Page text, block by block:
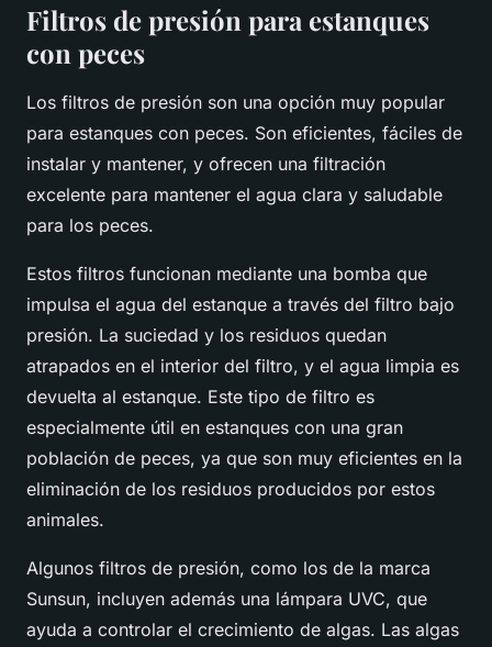
Filtros de presión para estanques
con peces
Los filtros de presión son una opción muy popular
para estanques con peces. Son eficientes, fáciles de
instalar y mantener, y ofrecen una filtración
excelente para mantener el agua clara y saludable
para los peces.
Estos filtros funcionan mediante una bomba que
impulsa el agua del estanque a través del filtro bajo
presión. La suciedad y los residuos quedan
atrapados en el interior del filtro, y el agua limpia es
devuelta al estanque. Este tipo de filtro es
especialmente útil en estanques con una gran
población de peces, ya que son muy eficientes en la
eliminación de los residuos producidos por estos
animales.
Algunos filtros de presión, como los de la marca
Sunsun, incluyen además una lámpara UVC, que
ayuda a controlar el crecimiento de algas. Las algas